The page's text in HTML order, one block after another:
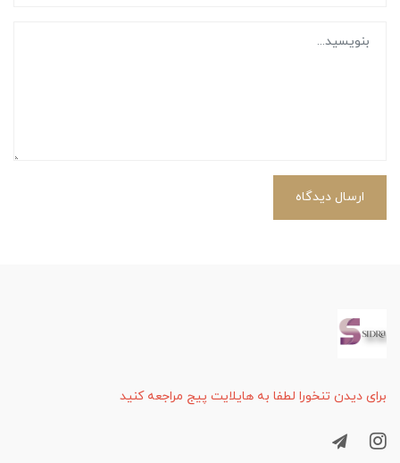
ارسال دیدگاه
برای دیدن تنخورا لطفا به هایلایت پیج مراجعه کنید